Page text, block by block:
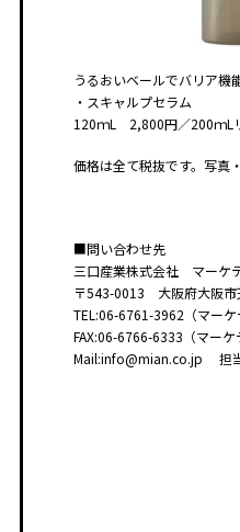
うるおいベールでバリア機
・スキャルプセラム
120ｍL 2,800円／200ｍ
価格は全て税抜です。写真
■問い合わせ先
三口産業株式会社 マーケ
〒543-0013 大阪府大阪市
TEL:06-6761-3962（マーケ
FAX:06-6766-6333（マーケ
Mail:info@mian.co.jp 担